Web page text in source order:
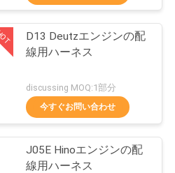
ントロ
D13 Deutzエンジンの配
線用ハーネス
discussing MOQ:1部分
今すぐお問い合わせ
J05E Hinoエンジンの配
線用ハーネス